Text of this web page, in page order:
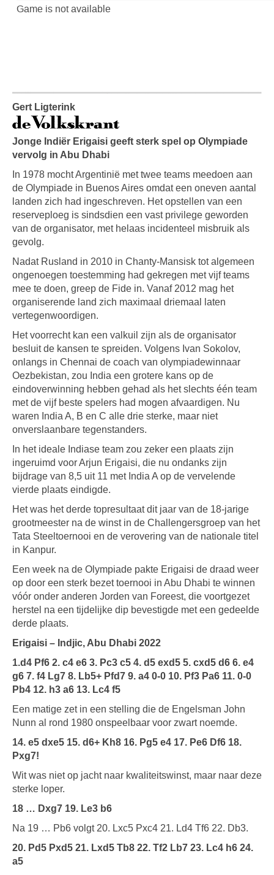
Gert Ligterink
Jonge Indiër Erigaisi geeft sterk spel op Olympiade
vervolg in Abu Dhabi
In 1978 mocht Argentinië met twee teams meedoen aan
de Olympiade in Buenos Aires omdat een oneven aantal
landen zich had ingeschreven. Het opstellen van een
reserveploeg is sindsdien een vast privilege geworden
van de organisator, met helaas incidenteel misbruik als
gevolg.
Nadat Rusland in 2010 in Chanty-Mansisk tot algemeen
ongenoegen toestemming had gekregen met vijf teams
mee te doen, greep de Fide in. Vanaf 2012 mag het
organiserende land zich maximaal driemaal laten
vertegenwoordigen.
Het voorrecht kan een valkuil zijn als de organisator
besluit de kansen te spreiden. Volgens Ivan Sokolov,
onlangs in Chennai de coach van olympiadewinnaar
Oezbekistan, zou India een grotere kans op de
eindoverwinning hebben gehad als het slechts één team
met de vijf beste spelers had mogen afvaardigen. Nu
waren India A, B en C alle drie sterke, maar niet
onverslaanbare tegenstanders.
In het ideale Indiase team zou zeker een plaats zijn
ingeruimd voor Arjun Erigaisi, die nu ondanks zijn
bijdrage van 8,5 uit 11 met India A op de vervelende
vierde plaats eindigde.
Het was het derde topresultaat dit jaar van de 18-jarige
grootmeester na de winst in de Challengersgroep van het
Tata Steeltoernooi en de verovering van de nationale titel
in Kanpur.
Een week na de Olympiade pakte Erigaisi de draad weer
op door een sterk bezet toernooi in Abu Dhabi te winnen
vóór onder anderen Jorden van Foreest, die voortgezet
herstel na een tijdelijke dip bevestigde met een gedeelde
derde plaats.
Erigaisi – Indjic, Abu Dhabi 2022
1.d4 Pf6 2. c4 e6 3. Pc3 c5 4. d5 exd5 5. cxd5 d6 6. e4
g6 7. f4 Lg7 8. Lb5+ Pfd7 9. a4 0-0 10. Pf3 Pa6 11. 0-0
Pb4 12. h3 a6 13. Lc4 f5
Een matige zet in een stelling die de Engelsman John
Nunn al rond 1980 onspeelbaar voor zwart noemde.
14. e5 dxe5 15. d6+ Kh8 16. Pg5 e4 17. Pe6 Df6 18.
Pxg7!
Wit was niet op jacht naar kwaliteitswinst, maar naar deze
sterke loper.
18 … Dxg7 19. Le3 b6
Na 19 … Pb6 volgt 20. Lxc5 Pxc4 21. Ld4 Tf6 22. Db3.
20. Pd5 Pxd5 21. Lxd5 Tb8 22. Tf2 Lb7 23. Lc4 h6 24.
a5